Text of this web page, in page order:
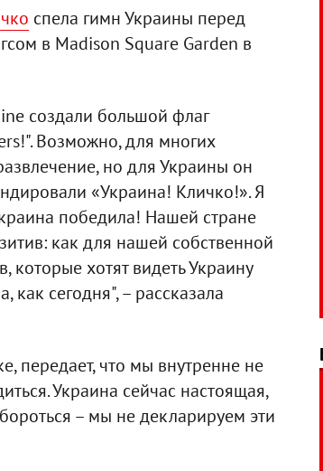
спела гимн Украины перед
в Madison Square Garden в
создали большой флаг
Возможно, для многих
но для Украины он
«Украина! Кличко!». Я
победила! Нашей стране
как для нашей собственной
которые хотят видеть Украину
как сегодня", – рассказала
передает, что мы внутренне не
Украина сейчас настоящая,
– мы не декларируем эти